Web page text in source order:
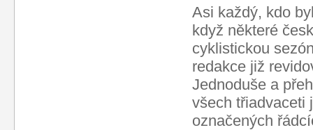
Asi každý, kdo
když některé
cyklistickou
redakce již
Jednoduše a
všech třiadvaceti
označených